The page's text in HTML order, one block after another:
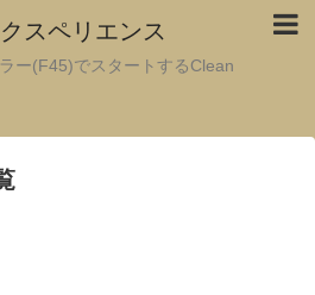
スペリエンス
ー(F45)でスタートするClean